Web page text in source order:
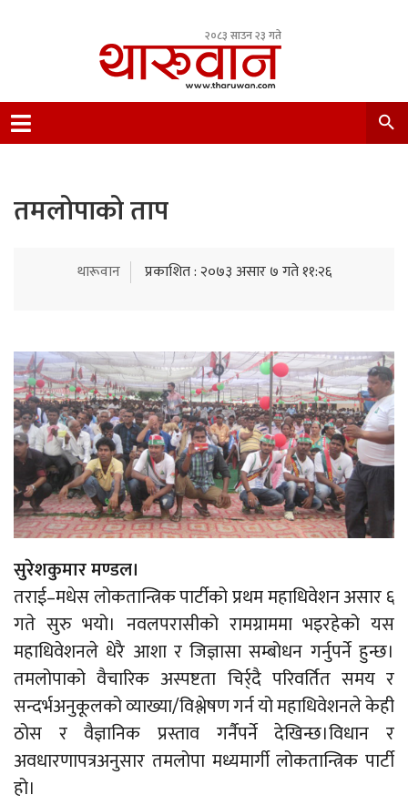
२०८३ साउन २३ गते
Nepal.
तमलोपाको ताप
थारूवान प्रकाशित : २०७३ असार ७ गते ११:२६
सुरेशकुमार मण्डल।
तराई–मधेस लोकतान्त्रिक पार्टीको प्रथम महाधिवेशन असार ६
गते सुरु भयो। नवलपरासीको रामग्राममा भइरहेको यस
महाधिवेशनले धेरै आशा र जिज्ञासा सम्बोधन गर्नुपर्ने हुन्छ।
तमलोपाको वैचारिक अस्पष्टता चिर्र्दै परिवर्तित समय र
सन्दर्भअनुकूलको व्याख्या/विश्लेषण गर्न यो महाधिवेशनले केही
ठोस र वैज्ञानिक प्रस्ताव गर्नैपर्ने देखिन्छ।विधान र
अवधारणापत्रअनुसार तमलोपा मध्यमार्गी लोकतान्त्रिक पार्टी
हो।